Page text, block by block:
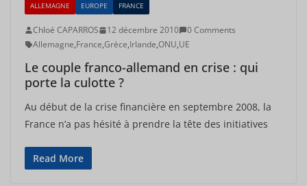
ALLEMAGNE EUROPE FRANCE
Chloé CAPARROS 12 décembre 2010
0 Comments
Allemagne,France,Grèce,Irlande,ONU,UE
Le couple franco-allemand en crise : qui
porte la culotte ?
Au début de la crise financière en septembre 2008, la
France n’a pas hésité à prendre la tête des initiatives
Read More